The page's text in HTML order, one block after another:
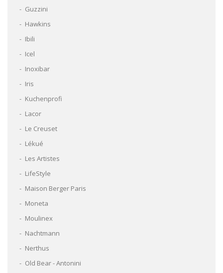
Guzzini
Hawkins
Ibili
Icel
Inoxibar
Iris
Kuchenprofi
Lacor
Le Creuset
Lékué
Les Artistes
LifeStyle
Maison Berger Paris
Moneta
Moulinex
Nachtmann
Nerthus
Old Bear - Antonini